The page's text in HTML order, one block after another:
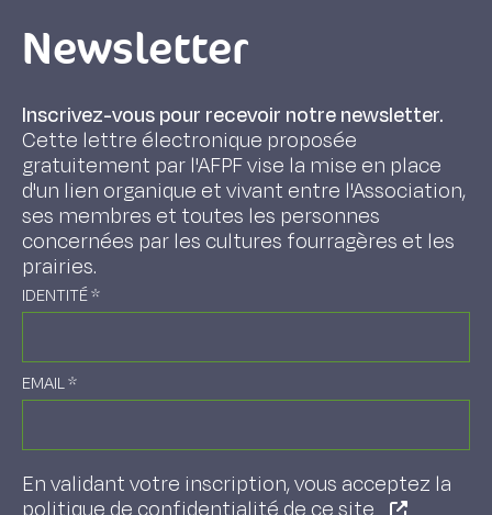
Newsletter
Inscrivez-vous pour recevoir notre newsletter.
Cette lettre électronique proposée
gratuitement par l'AFPF vise la mise en place
d'un lien organique et vivant entre l'Association,
ses membres et toutes les personnes
concernées par les cultures fourragères et les
prairies.
IDENTITÉ*
EMAIL*
En validant votre inscription, vous acceptez la